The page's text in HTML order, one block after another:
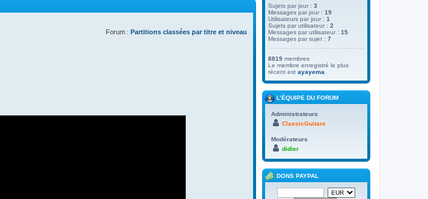
Forum : Partitions classées par titre et niveau
Sujets par jour : 3
Messages par jour : 19
Utilisateurs par jour : 1
Sujets par utilisateur : 2
Messages par utilisateur : 15
Messages par sujet : 7
8819 membres
Le membre enregistré le plus
récent est ayayema
L’ÉQUIPE DU FORUM
Administrateurs
ClassicGuitare
Modérateurs
didier
DONS PAYPAL